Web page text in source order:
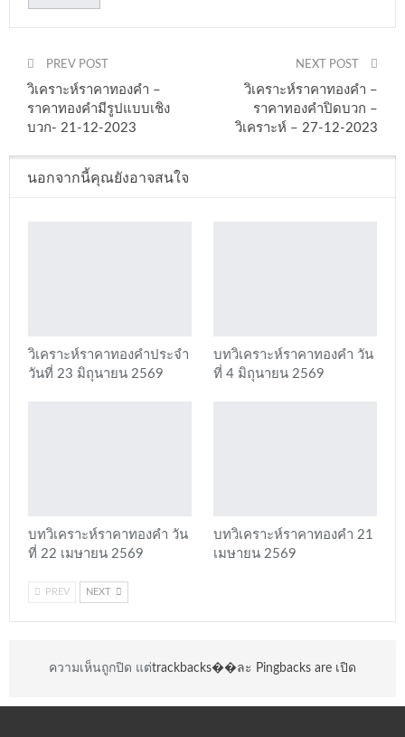
PREV POST
วิเคราะห์ราคาทองคำ –
ราคาทองคำมีรูปแบบเชิง
บวก- 21-12-2023
NEXT POST
วิเคราะห์ราคาทองคำ –
ราคาทองคำปิดบวก –
วิเคราะห์ – 27-12-2023
นอกจากนี้คุณยังอาจสนใจ
วิเคราะห์ราคาทองคำประจำ
วันที่ 23 มิถุนายน 2569
บทวิเคราะห์ราคาทองคำ วัน
ที่ 4 มิถุนายน 2569
บทวิเคราะห์ราคาทองคำ วัน
ที่ 22 เมษายน 2569
บทวิเคราะห์ราคาทองคำ 21
เมษายน 2569
PREV NEXT
ความเห็นถูกปิด แต่trackbacks��ละ Pingbacks are เปิด